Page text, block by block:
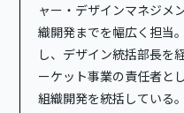
ャー・デザインマネジメ
織開発までを幅広く担当
し、デザイン統括部長を
ーケット事業の責任者と
組織開発を統括している。